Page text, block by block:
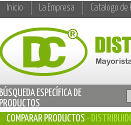
Inicio La Empresa Catalogo de
BÚSQUEDA ESPECÍFICA DE
PRODUCTOS
COMPARAR PRODUCTOS -